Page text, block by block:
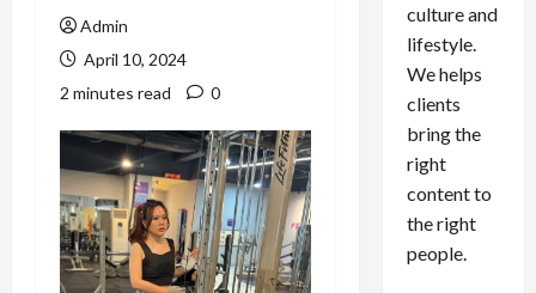
Admin
April 10, 2024
2 minutes read
0
culture and
lifestyle.
We helps
clients
bring the
right
content to
the right
people.